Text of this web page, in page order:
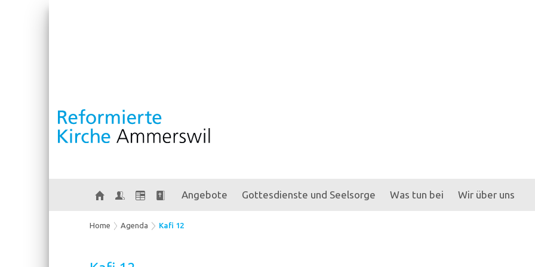
Angebote Gottesdienste und Seelsorge Was tun bei Wir über uns
Home Agenda Kafi 12